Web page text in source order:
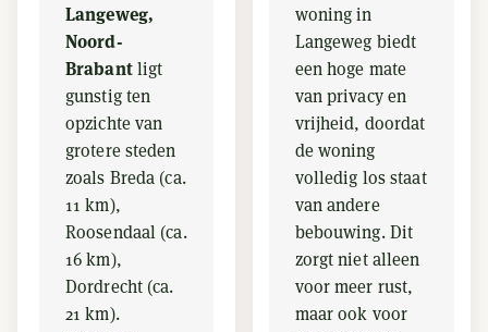
Langeweg,
Noord-
Brabantligt
gunstig ten
opzichte van
grotere steden
zoals Breda (ca.
11 km),
Roosendaal (ca.
16 km),
Dordrecht (ca.
21 km).
woning in
Langeweg biedt
een hoge mate
van privacy en
vrijheid, doordat
de woning
volledig los staat
van andere
bebouwing. Dit
zorgt niet alleen
voor meer rust,
maar ook voor